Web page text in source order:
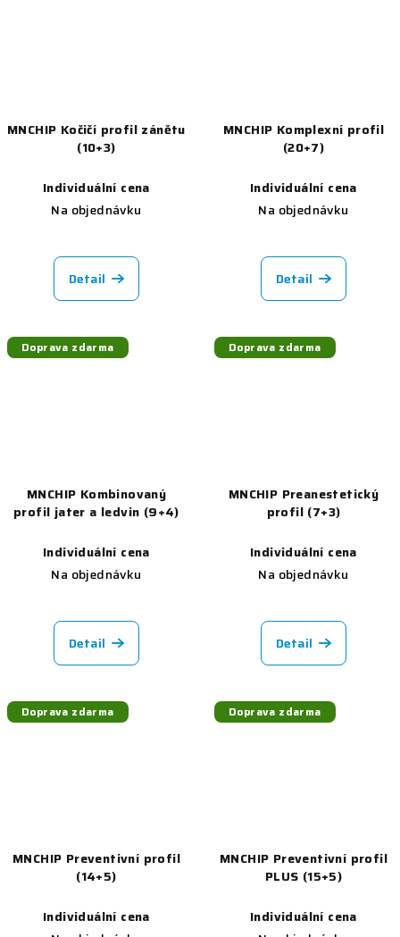
MNCHIP Kočičí profil zánětu
(10+3)
Individuální cena
Na objednávku
Detail
MNCHIP Komplexní profil
(20+7)
Individuální cena
Na objednávku
Detail
Doprava zdarma
MNCHIP Kombinovaný
profil jater a ledvin (9+4)
Individuální cena
Na objednávku
Detail
Doprava zdarma
MNCHIP Preanestetický
profil (7+3)
Individuální cena
Na objednávku
Detail
Doprava zdarma
MNCHIP Preventivní profil
(14+5)
Individuální cena
Doprava zdarma
MNCHIP Preventivní profil
PLUS (15+5)
Individuální cena